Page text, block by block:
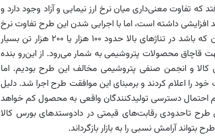
که تفاوت معنی‌داری میان نرخ ارز نیمایی و آزاد وجود دارد و
افزایشی داشته است، اما با اجرایی شدن این طرح تفاوت نرخ
ارز نیمایی و آزاد نیز افزایش پیدا می‌کند. این تفاوت به هر میزان که باشد در تناژهای بالا حدود ۱۰۰ هزار یا ۲۰۰ هزار تن بسیار
قاچاق محصولات پتروشیمی به شمار می‌رود. از این‌رو بنده
و انجمن صنفی پتروشیمی مخالف این طرح بودیم. اما
را اعلام کردند و برمبنای این موافقت طرح اجرا شد. دلیل
احتمال دسترسی تولیدکنندگان واقعی به محصول کم خواهد
طرح تاحدودی رقابت‌های قیمتی در دادوستدهای بورس کالا
آرامش نسبی را به بازار بازگرداند.